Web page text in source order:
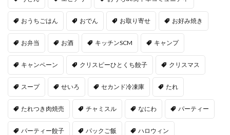
おうちごはん おでん お取り寄せ お好み焼き
お弁当 お酒 キッチンSCM キャンプ
キャンペーン クリスピーひとくち餃子 クリスマス
スープ せいろ セカンド冷凍庫 たれ
たれつき肉焼売 チャミスル なにわ パーティー
パーティー餃子 パックご飯 ハロウィン